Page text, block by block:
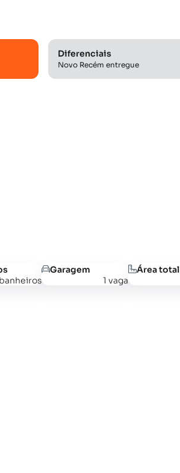
Diferenciais
Novo Recém entregue
Garagem
1 vaga
Área total